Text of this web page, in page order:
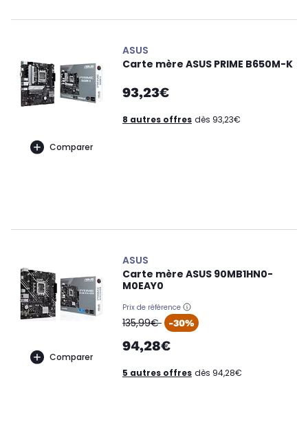
Comparer
ASUS
Carte mère ASUS PRIME B650M-K
93,23€
8 autres offres dès 93,23€
Comparer
ASUS
Carte mère ASUS 90MB1HN0-
M0EAY0
Prix de référence
oldPrice
135,99€ -30%
94,28€
5 autres offres dès 94,28€